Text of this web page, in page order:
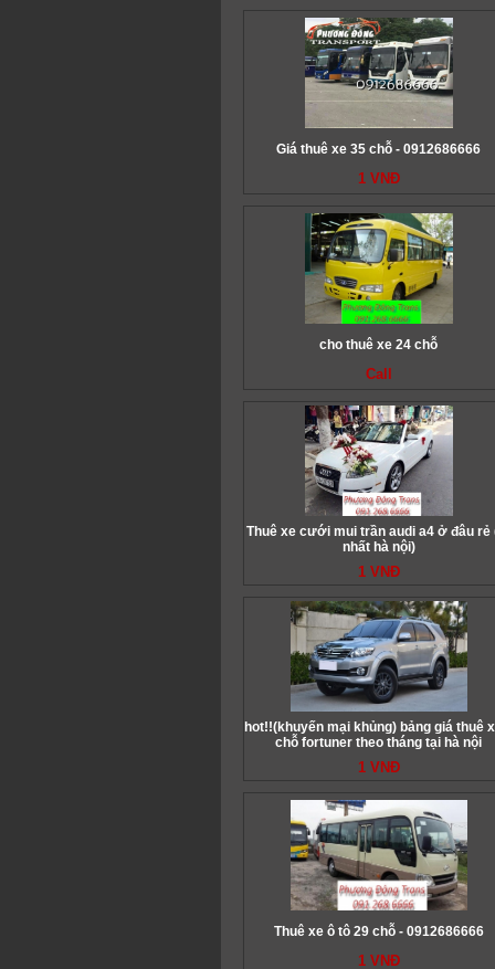
Giá thuê xe 35 chỗ - 0912686666
1 VNĐ
cho thuê xe 24 chỗ
Call
Thuê xe cưới mui trần audi a4 ở đâu rẻ
nhất hà nội)
1 VNĐ
hot!!(khuyến mại khủng) bảng giá thuê
chỗ fortuner theo tháng tại hà nội
1 VNĐ
Thuê xe ô tô 29 chỗ - 0912686666
1 VNĐ